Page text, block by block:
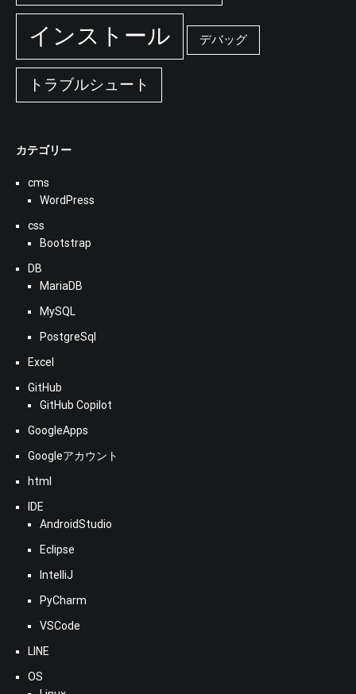
インストール デバッグ
トラブルシュート
カテゴリー
cms
WordPress
css
Bootstrap
DB
MariaDB
MySQL
PostgreSql
Excel
GitHub
GitHub Copilot
GoogleApps
Googleアカウント
html
IDE
AndroidStudio
Eclipse
IntelliJ
PyCharm
VSCode
LINE
OS